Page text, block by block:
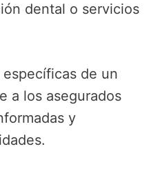
dental o servicios
de un
a los asegurados
y